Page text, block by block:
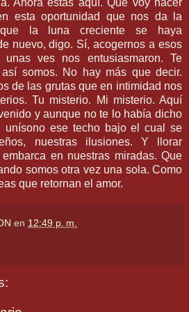
esta oportunidad que nos da la
que la luna creciente se haya
nuevo, digo. Sí, acogernos a esos
ves nos entusiasmaron. Te
somos. No hay más que decir.
de las grutas que en intimidad nos
Tu misterio. Mi misterio. Aquí
y aunque no te lo había dicho
unísono ese techo bajo el cual se
nuestras ilusiones. Y llorar
en nuestras miradas. Que
somos otra vez una sola. Como
que retornan el amor.
en 12:49 p. m.